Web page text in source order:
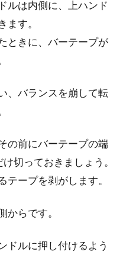
づける近道！
バイクがいいんだけど、見た目
が好み…どちらを購入しようか
？
いう自転車をご存じですか？マ
ルは内側に、上ハンド
ます。
ときに、バーテープが
、バランスを崩して転
の前にバーテープの端
切っておきましょう。
ープを剥がします。
からです。
ドルに押し付けるよう